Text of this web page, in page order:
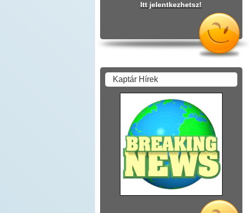
Itt jelentkezhetsz!
Kaptár Hírek